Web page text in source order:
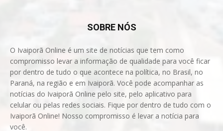
SOBRE NÓS
O Ivaiporã Online é um site de notícias que tem como
compromisso levar a informação de qualidade para você ficar
por dentro de tudo o que acontece na política, no Brasil, no
Paraná, na região e em Ivaiporã. Você pode acompanhar as
notícias do Ivaiporã Online pelo site, pelo aplicativo para
celular ou pelas redes sociais. Fique por dentro de tudo com o
Ivaiporã Online! Nosso compromisso é levar a notícia para
você.